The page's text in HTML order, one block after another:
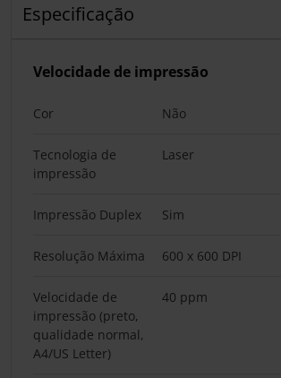
Especificação
Velocidade de impressão
Cor Não
Tecnologia de
impressão
Laser
Impressão Duplex Sim
Resolução Máxima 600 x 600 DPI
Velocidade de
impressão (preto,
qualidade normal,
A4/US Letter)
40 ppm